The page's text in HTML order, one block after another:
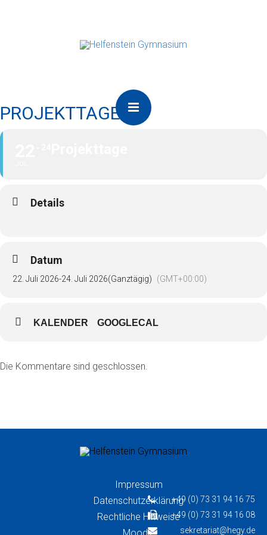
PROJEKTTAGE
Details
Datum
22. Juli 2026-24. Juli 2026(Ganztägig) (GMT+00:00)
KALENDER GOOGLECAL
Die Kommentare sind geschlossen.
+49 (0) 73 31 94 16 75
+49 (0) 73 31 94 16 08
sekretariat@hegy.de
Impressum
Datenschutzerklärung
Rechtliche Hinweise
Moodle